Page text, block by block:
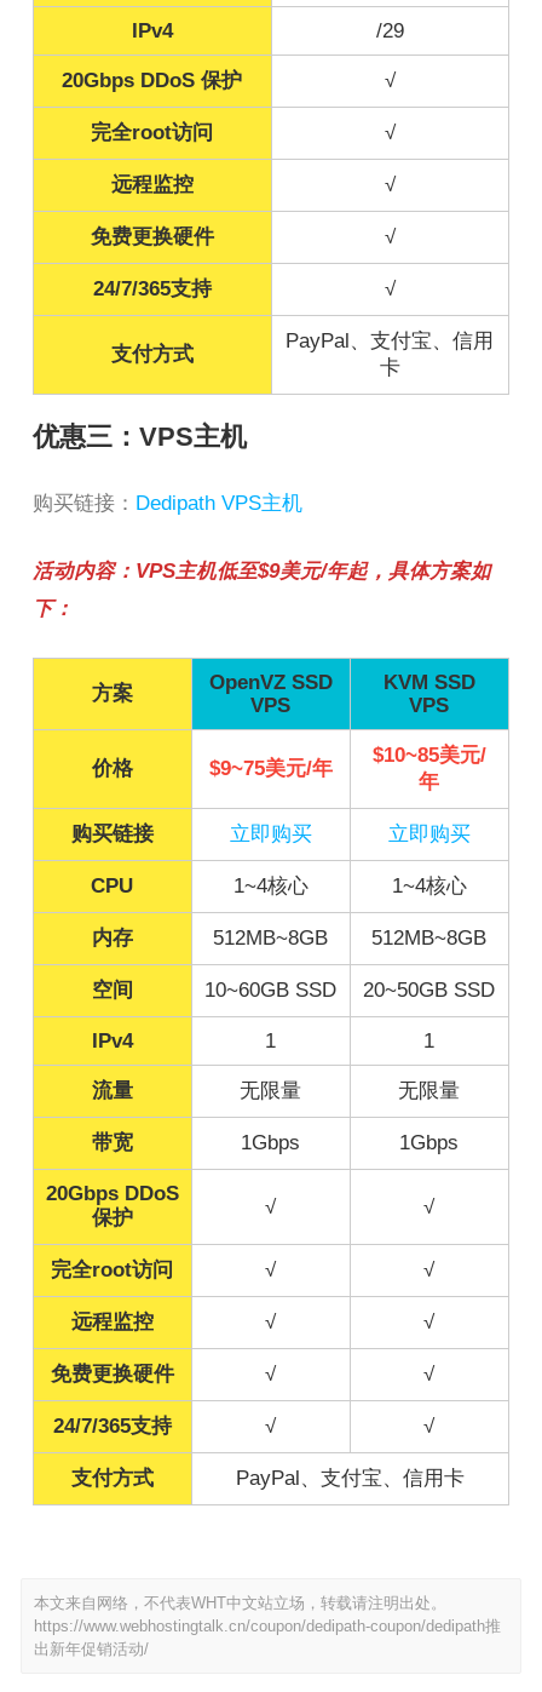
IPv4 /29
20Gbps DDoS 保护 √
完全root访问 √
远程监控 √
免费更换硬件 √
24/7/365支持 √
支付方式
PayPal、支付宝、信用
卡
优惠三：VPS主机
购买链接： Dedipath VPS主机
活动内容：VPS主机低至$9美元/年起，具体方案如
下：
方案
OpenVZ SSD
VPS
KVM SSD
VPS
价格 $9~75美元/年
$10~85美元/
年
购买链接 立即购买 立即购买
CPU 1~4核心 1~4核心
内存 512MB~8GB 512MB~8GB
空间 10~60GB SSD 20~50GB SSD
IPv4 1 1
流量 无限量 无限量
带宽 1Gbps 1Gbps
20Gbps DDoS
保护
√ √
完全root访问 √ √
远程监控 √ √
免费更换硬件 √ √
24/7/365支持 √ √
支付方式 PayPal、支付宝、信用卡
本文来自网络，不代表WHT中文站立场，转载请注明出处。
https://www.webhostingtalk.cn/coupon/dedipath-coupon/dedipath推
出新年促销活动/